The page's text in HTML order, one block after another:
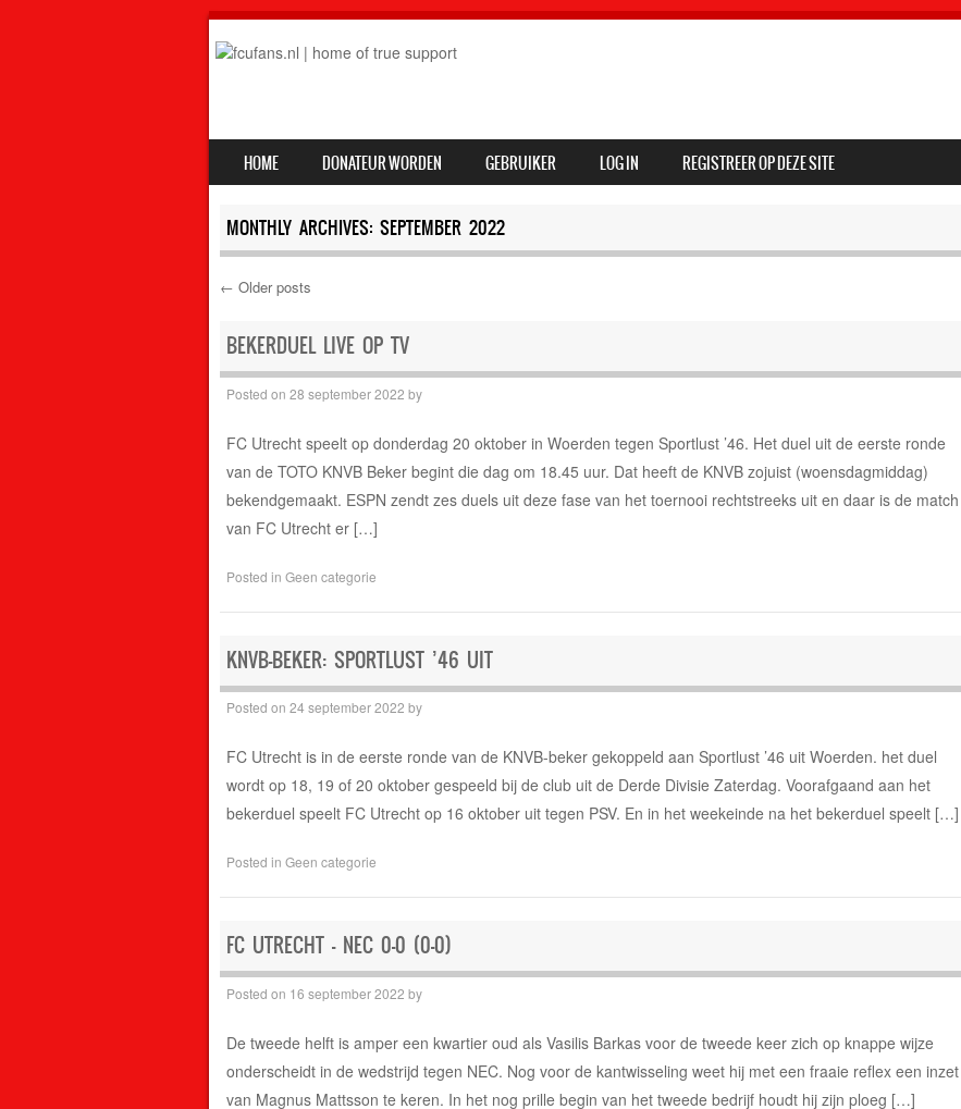
MENU
SKIP TO CONTENT
HOME DONATEUR WORDEN GEBRUIKER LOG IN REGISTREER OP DEZE SITE
MONTHLY ARCHIVES: SEPTEMBER 2022
Post navigation
← Older posts
BEKERDUEL LIVE OP TV
Posted on 28 september 2022 by
FC Utrecht speelt op donderdag 20 oktober in Woerden tegen Sportlust ’46. Het duel uit de eerste ronde
van de TOTO KNVB Beker begint die dag om 18.45 uur. Dat heeft de KNVB zojuist (woensdagmiddag)
bekendgemaakt. ESPN zendt zes duels uit deze fase van het toernooi rechtstreeks uit en daar is de match
van FC Utrecht er […]
Posted in Geen categorie
KNVB-BEKER: SPORTLUST ’46 UIT
Posted on 24 september 2022 by
FC Utrecht is in de eerste ronde van de KNVB-beker gekoppeld aan Sportlust ’46 uit Woerden. het duel
wordt op 18, 19 of 20 oktober gespeeld bij de club uit de Derde Divisie Zaterdag. Voorafgaand aan het
bekerduel speelt FC Utrecht op 16 oktober uit tegen PSV. En in het weekeinde na het bekerduel speelt […]
Posted in Geen categorie
FC UTRECHT – NEC 0-0 (0-0)
Posted on 16 september 2022 by
De tweede helft is amper een kwartier oud als Vasilis Barkas voor de tweede keer zich op knappe wijze
onderscheidt in de wedstrijd tegen NEC. Nog voor de kantwisseling weet hij met een fraaie reflex een inzet
van Magnus Mattsson te keren. In het nog prille begin van het tweede bedrijf houdt hij zijn ploeg […]